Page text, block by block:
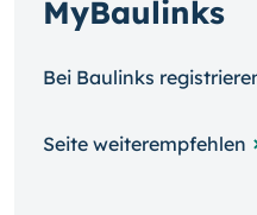
MyBaulinks
Bei Baulinks
Seite weiterempfehlen